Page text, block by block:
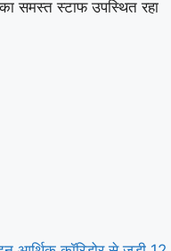
समस्त स्टाफ उपस्थित रहा